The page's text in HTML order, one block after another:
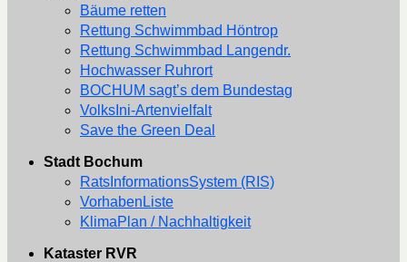
Bäume retten
Rettung Schwimmbad Höntrop
Rettung Schwimmbad Langendr.
Hochwasser Ruhrort
BOCHUM sagt’s dem Bundestag
VolksIni-Artenvielfalt
Save the Green Deal
Stadt Bochum
RatsInformationsSystem (RIS)
VorhabenListe
KlimaPlan / Nachhaltigkeit
Kataster RVR